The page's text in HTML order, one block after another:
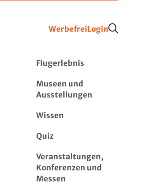
WerbefreiLogin
Flugerlebnis
Museen und
Ausstellungen
Wissen
Quiz
Veranstaltungen,
Konferenzen und
Messen